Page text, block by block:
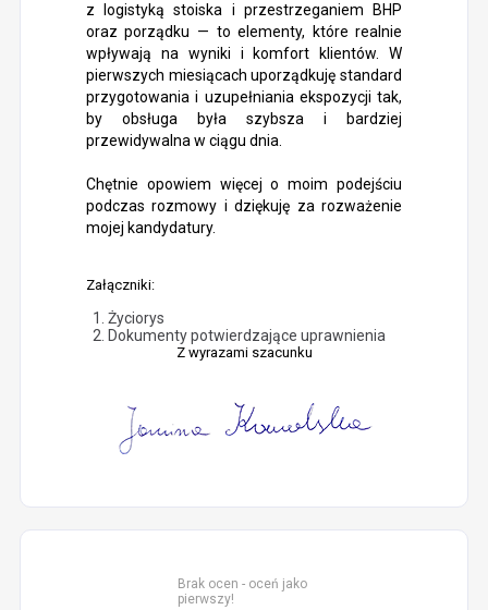
z logistyką stoiska i przestrzeganiem BHP
oraz porządku — to elementy, które realnie
wpływają na wyniki i komfort klientów. W
pierwszych miesiącach uporządkuję standard
przygotowania i uzupełniania ekspozycji tak,
by obsługa była szybsza i bardziej
przewidywalna w ciągu dnia.
Chętnie opowiem więcej o moim podejściu
podczas rozmowy i dziękuję za rozważenie
mojej kandydatury.
Załączniki:
Życiorys
Dokumenty potwierdzające uprawnienia
Z wyrazami szacunku
Brak ocen - oceń jako
pierwszy!